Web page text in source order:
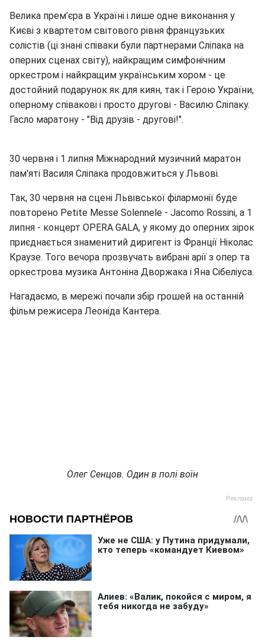
Велика прем’єра в Україні і лише одне виконання у
Києві з квартетом світового рівня французьких
солістів (ці знані співаки були партнерами Сліпака на
оперних сценах світу), найкращим симфонічним
оркестром і найкращим українським хором - це
достойний подарунок як для киян, так і Герою України,
оперному співакові і просто другові - Василю Сліпаку.
Гасло маратону - "Від друзів - другові!".
30 червня і 1 липня Міжнародний музичний маратон
пам'яті Василя Сліпака продовжиться у Львові.
Так, 30 червня на сцені Львівської філармонії буде
повторено Petite Messe Solennele - Jacomo Rossini, а 1
липня - концерт OPERA GALA, у якому до оперних зірок
приєднається знаменитий диригент із Франції Ніколас
Краузе. Того вечора прозвучать вибрані арії з опер та
оркестрова музика Антоніна Дворжака і Яна Сібеліуса.
Нагадаємо, в мережі почали збір грошей на останній
фільм режисера Леоніда Кантера.
Олег Сенцов. Один в полі воїн